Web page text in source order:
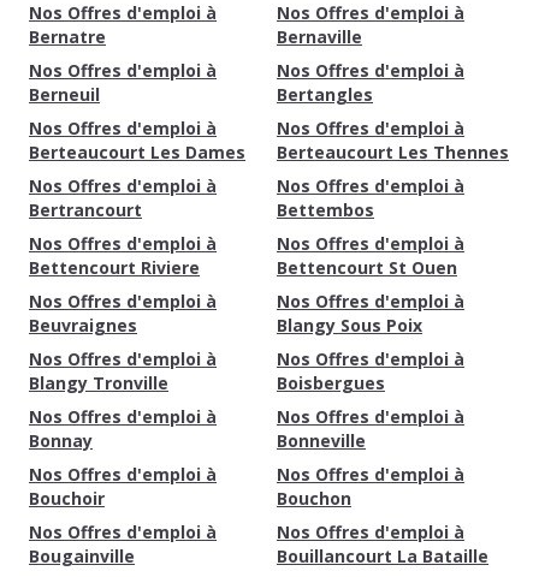
Nos Offres d'emploi à
Bernatre
Nos Offres d'emploi à
Bernaville
Nos Offres d'emploi à
Berneuil
Nos Offres d'emploi à
Bertangles
Nos Offres d'emploi à
Berteaucourt Les Dames
Nos Offres d'emploi à
Berteaucourt Les Thennes
Nos Offres d'emploi à
Bertrancourt
Nos Offres d'emploi à
Bettembos
Nos Offres d'emploi à
Bettencourt Riviere
Nos Offres d'emploi à
Bettencourt St Ouen
Nos Offres d'emploi à
Beuvraignes
Nos Offres d'emploi à
Blangy Sous Poix
Nos Offres d'emploi à
Blangy Tronville
Nos Offres d'emploi à
Boisbergues
Nos Offres d'emploi à
Bonnay
Nos Offres d'emploi à
Bonneville
Nos Offres d'emploi à
Bouchoir
Nos Offres d'emploi à
Bouchon
Nos Offres d'emploi à
Bougainville
Nos Offres d'emploi à
Bouillancourt La Bataille